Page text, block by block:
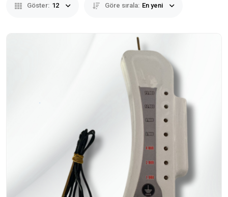
Göster: 12 Göre sırala: En yeni